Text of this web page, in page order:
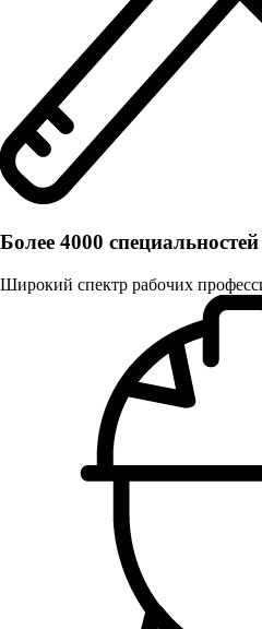
Более 4000 специальностей
Широкий спектр рабочих